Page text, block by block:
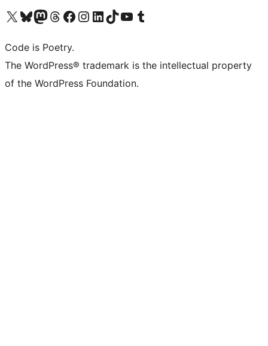
Navštivte náš účet na X (dříve Twitter)
Navštivte náš Bluesky účetNavštivte náš účet Mastodon
Navštivte náš Threads účetNavštivte naši stránku na Facebooku
Navštivte náš Instagram účetNavštivte náš LinkedIn účetNavštivte náš TikTok účetNavštivte náš YouTube kanálNavštivte náš Tumblr účet
Code is Poetry.
The WordPress® trademark is the intellectual property
of the WordPress Foundation.